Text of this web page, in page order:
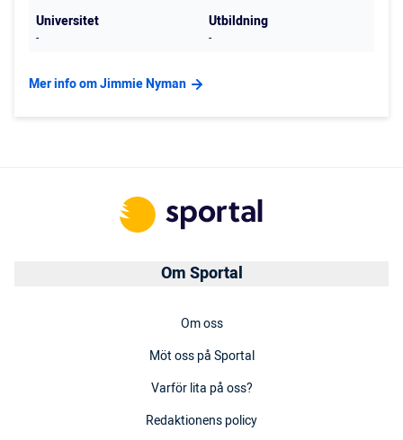
Universitet
-
Utbildning
-
Mer info om Jimmie Nyman
Om Sportal
Om oss
Möt oss på Sportal
Varför lita på oss?
Redaktionens policy